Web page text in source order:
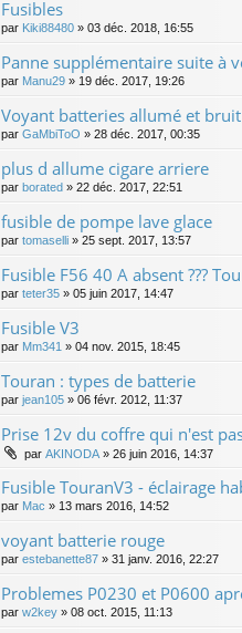
Fusibles
par Kiki88480 » 03 déc. 2018, 16:55
Panne supplémentaire suite à
par Manu29 » 19 déc. 2017, 19:26
Voyant batteries allumé et
par GaMbiToO » 28 déc. 2017, 00:35
plus d allume cigare arriere
par borated » 22 déc. 2017, 22:51
fusible de pompe lave glace
par tomaselli » 25 sept. 2017, 13:57
Fusible F56 40 A absent ???
par teter35 » 05 juin 2017, 14:47
Fusible V3
par Mm341 » 04 nov. 2015, 18:45
Touran : types de batterie
par jean105 » 06 févr. 2012, 11:37
Prise 12v du coffre qui n'est
par AKINODA » 26 juin 2016, 14:37
Fusible TouranV3 - éclairage
par Mac » 13 mars 2016, 14:52
voyant batterie rouge
par estebanette87 » 31 janv. 2016, 22:27
Problemes P0230 et P0600
par w2key » 08 oct. 2015, 11:13